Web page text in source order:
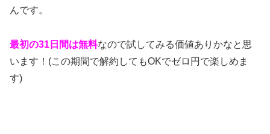
んです。
最初の31日間は無料なので試してみる価値ありかなと思
います！(この期間で解約してもOKでゼロ円で楽しめま
す)